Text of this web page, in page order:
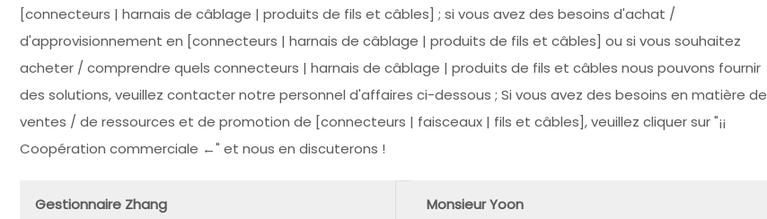
[connecteurs | harnais de câblage | produits de fils et câbles] ; si vous avez des besoins d'achat /
d'approvisionnement en [connecteurs | harnais de câblage | produits de fils et câbles] ou si vous souhaitez
acheter / comprendre quels connecteurs | harnais de câblage | produits de fils et câbles nous pouvons fournir
des solutions, veuillez contacter notre personnel d'affaires ci-dessous ; Si vous avez des besoins en matière de
ventes / de ressources et de promotion de [connecteurs | faisceaux | fils et câbles], veuillez cliquer sur "¡¡
Coopération commerciale ←" et nous en discuterons !
Gestionnaire Zhang
Monsieur Yoon